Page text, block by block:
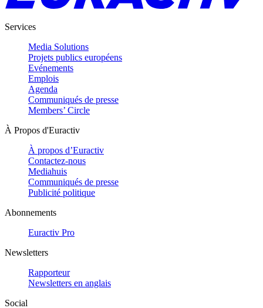
Services
Media Solutions
Projets publics européens
Evénements
Emplois
Agenda
Communiqués de presse
Members’ Circle
À Propos d'Euractiv
À propos d’Euractiv
Contactez-nous
Mediahuis
Communiqués de presse
Publicité politique
Abonnements
Euractiv Pro
Newsletters
Rapporteur
Newsletters en anglais
Social